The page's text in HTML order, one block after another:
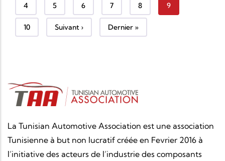
Page
4 Page
5 Page
6 Page
7 Page
8 Page courante
9
Page
10 Page suivante
Suivant › Dernière page
Dernier »
La Tunisian Automotive Association est une association
Tunisienne à but non lucratif créée en Fevrier 2016 à
l’initiative des acteurs de l’industrie des composants